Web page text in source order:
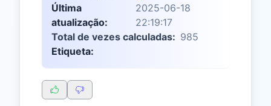
Última
atualização:
2025-06-18
22:19:17
Total de vezes calculadas: 985
Etiqueta: